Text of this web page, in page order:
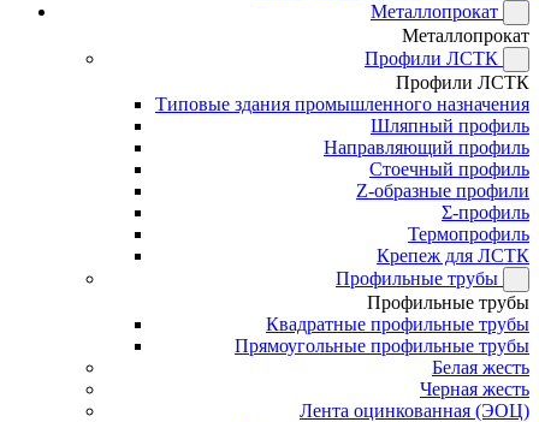
Металлопрокат
Металлопрокат
Профили ЛСТК
Профили ЛСТК
Типовые здания промышленного назначения
Шляпный профиль
Направляющий профиль
Стоечный профиль
Z-образные профили
Σ-профиль
Термопрофиль
Крепеж для ЛСТК
Профильные трубы
Профильные трубы
Квадратные профильные трубы
Прямоугольные профильные трубы
Белая жесть
Черная жесть
Лента оцинкованная (ЭОЦ)